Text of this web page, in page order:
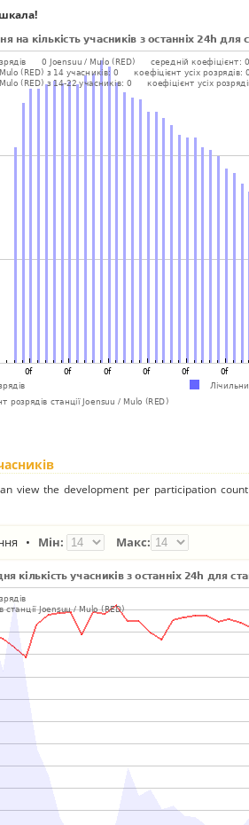
view the development per participation
• Мін: Макс: